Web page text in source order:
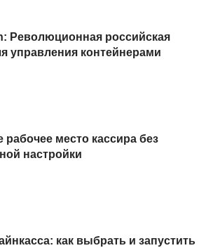
Революционная российская
управления контейнерами
место кассира без
настройки
как выбрать и запустить